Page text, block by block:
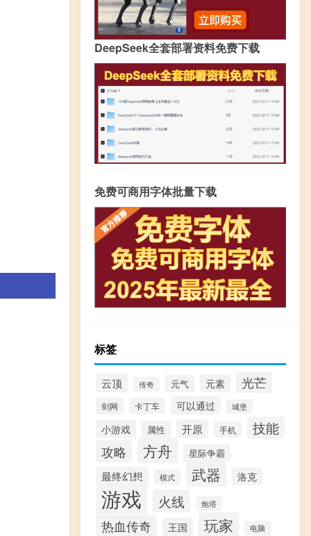
DeepSeek全套部署资料免费下载
免费可商用字体批量下载
标签
云顶 传奇 元气 元素 光芒
剑网 卡丁车 可以通过 城堡
小游戏 属性 开原 手机
技能
攻略
方舟 星际争霸
最终幻想 模式 武器 洛克
游戏 火线 炮塔
热血传奇 王国 玩家 电脑